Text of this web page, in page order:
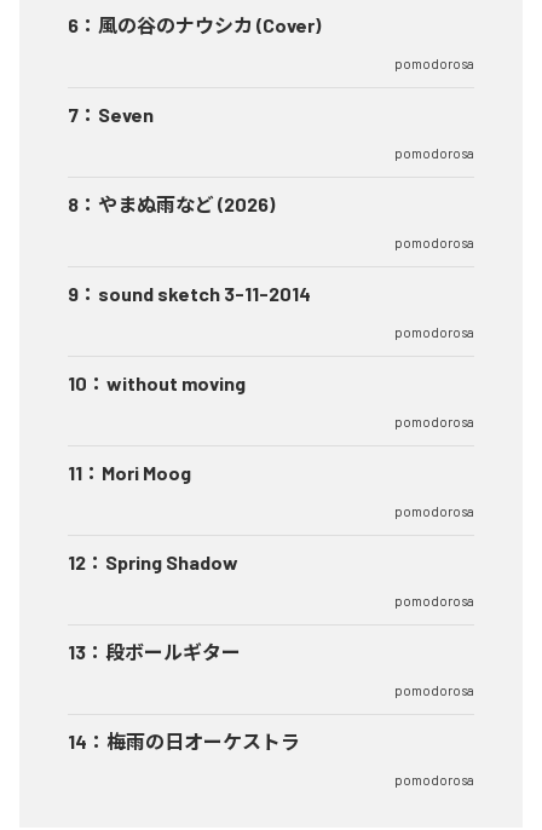
6 ： 風の谷のナウシカ (Cover)
pomodorosa
7 ： Seven
pomodorosa
8 ： やまぬ雨など (2026)
pomodorosa
9 ： sound sketch 3-11-2014
pomodorosa
10 ： without moving
pomodorosa
11 ： Mori Moog
pomodorosa
12 ： Spring Shadow
pomodorosa
13 ： 段ボールギター
pomodorosa
14 ： 梅雨の日オーケストラ
pomodorosa